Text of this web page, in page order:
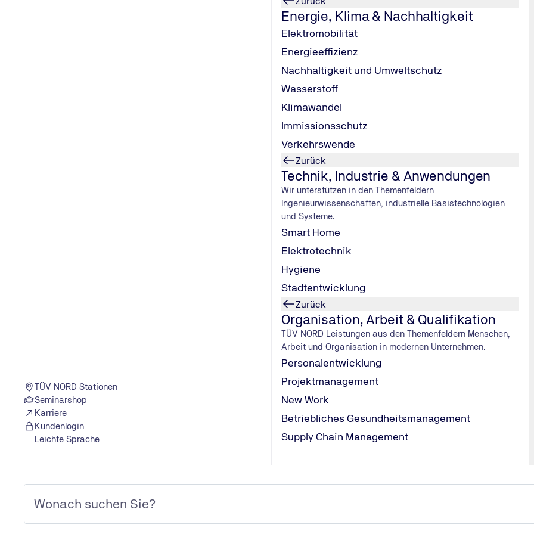
TÜV NORD Stationen
Seminarshop
Karriere
Kundenlogin
Leichte Sprache
Energie, Klima & Nachhaltigkeit
Elektromobilität
Energieeffizienz
Nachhaltigkeit und Umweltschutz
Wasserstoff
Klimawandel
Immissionsschutz
Verkehrswende
Zurück
Technik, Industrie & Anwendungen
Wir unterstützen in den Themenfeldern
Ingenieurwissenschaften, industrielle Basistechnologien
und Systeme.
Smart Home
Elektrotechnik
Hygiene
Stadtentwicklung
Zurück
Organisation, Arbeit & Qualifikation
TÜV NORD Leistungen aus den Themenfeldern Menschen,
Arbeit und Organisation in modernen Unternehmen.
Personalentwicklung
Projektmanagement
New Work
Betriebliches Gesundheitsmanagement
Supply Chain Management
Abgasuntersuchung
Seit 2006 gibt es die UMA (Untersuchung des
Motormanagement-/Abgasreinigungssystems).
Die Abgaswerte müssen die zulässigen, gesetzlichen
Grenzen einhalten.
Alles zur Abgasuntersuchung
Der TÜV NORD Mobilität Newsletter
Jetzt anmelden und monatlich Tipps, Trends und Ratgeber für
Wohnmobil & Oldtimer erhalten.